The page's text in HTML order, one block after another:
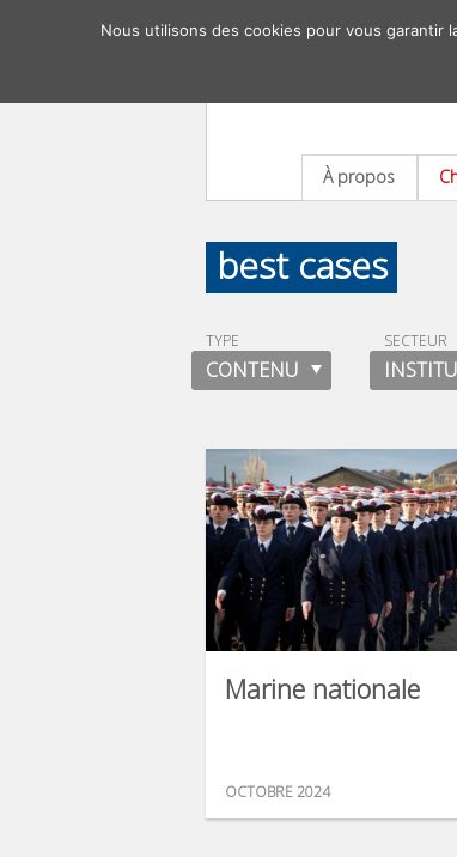
À propos
best cases
TYPE
CONTENU
SECTEUR
Marine nationale
OCTOBRE 2024
Nous utilisons des cookies pour vous garantir